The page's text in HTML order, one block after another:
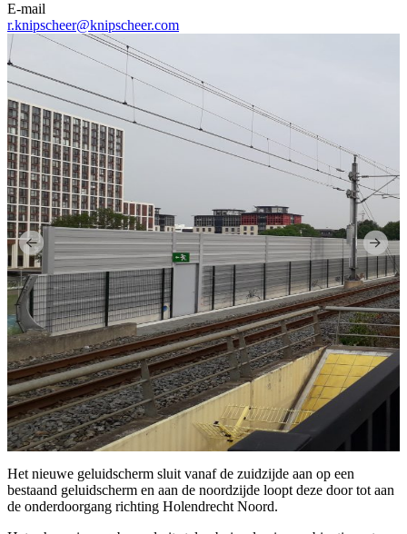
E-mail
r.knipscheer@knipscheer.com
Het nieuwe geluidscherm sluit vanaf de zuidzijde aan op een
bestaand geluidscherm en aan de noordzijde loopt deze door tot aan
de onderdoorgang richting Holendrecht Noord.